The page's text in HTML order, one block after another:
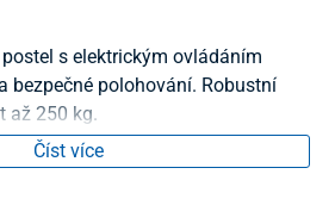
s elektrickým ovládáním
bezpečné polohování. Robustní
až 250 kg.
Číst více